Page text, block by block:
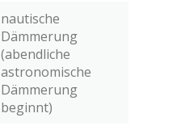
nautische
Dämmerung
(abendliche
astronomische
Dämmerung
beginnt)